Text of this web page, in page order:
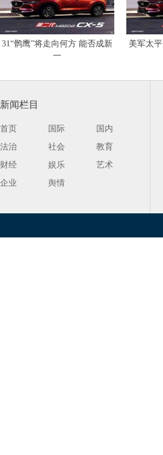
31“鹘鹰”将走向何方 能否成新
一
美军太
新闻栏目
首页 国际
国内
法治
社会
教育
财经
娱乐
艺术
企业
舆情